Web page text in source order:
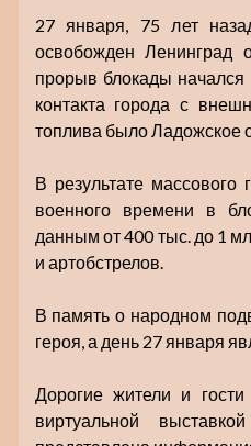
27 января, 75 лет
освобожден Ленинград
прорыв блокады
контакта города с
топлива было Ладожское
В результате
военного времени в
данным от 400 тыс. до 1
и артобстрелов.
В память о народном
героя, а день 27 января
Дорогие жители и
виртуальной